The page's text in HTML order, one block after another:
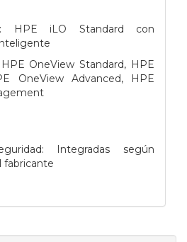
HPE iLO Standard con
OneView Standard, HPE
OneView Advanced, HPE
Integradas según
fabricante